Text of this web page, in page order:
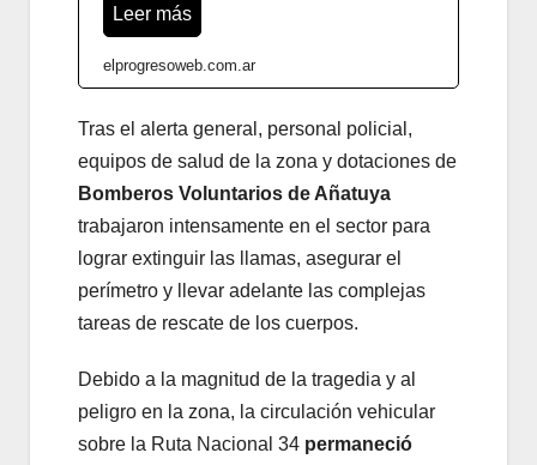
Leer más
elprogresoweb.com.ar
Tras el alerta general, personal policial,
equipos de salud de la zona y dotaciones de
Bomberos Voluntarios de Añatuya
trabajaron intensamente en el sector para
lograr extinguir las llamas, asegurar el
perímetro y llevar adelante las complejas
tareas de rescate de los cuerpos.
Debido a la magnitud de la tragedia y al
peligro en la zona, la circulación vehicular
sobre la Ruta Nacional 34 permaneció